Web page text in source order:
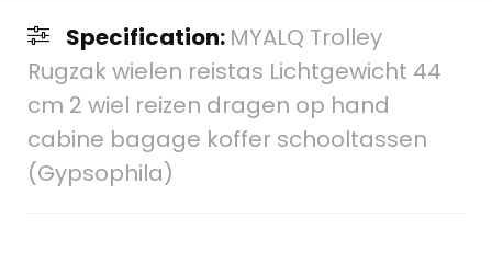
Specification: MYALQ Trolley
Rugzak wielen reistas Lichtgewicht 44
cm 2 wiel reizen dragen op hand
cabine bagage koffer schooltassen
(Gypsophila)